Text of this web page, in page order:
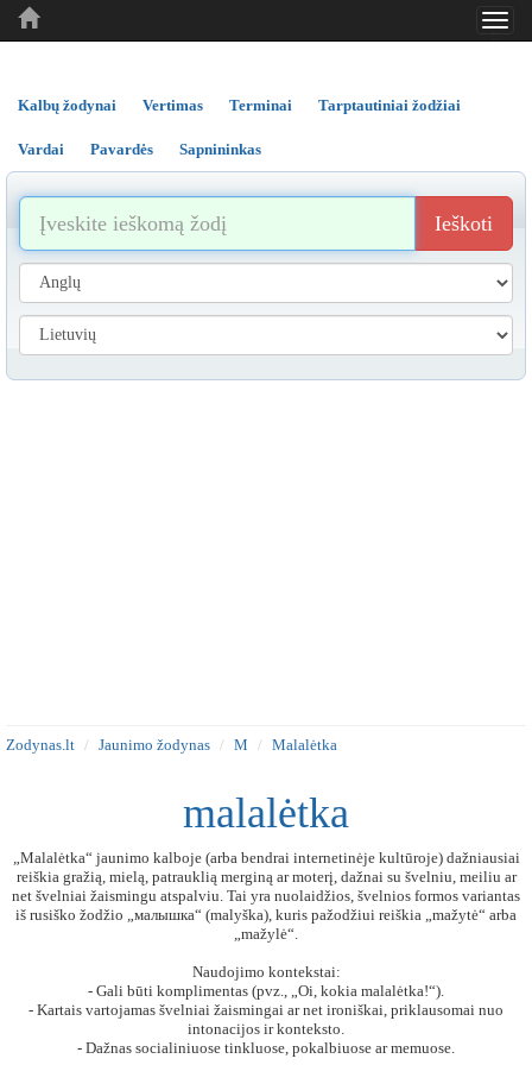
..
..
Kalbų žodynai Vertimas Terminai Tarptautiniai žodžiai
Vardai Pavardės Sapnininkas
Ieškoti
Zodynas.lt Jaunimo žodynas M Malalėtka
malalėtka
„Malalėtka“ jaunimo kalboje (arba bendrai internetinėje kultūroje) dažniausiai
reiškia gražią, mielą, patrauklią merginą ar moterį, dažnai su švelniu, meiliu ar
net švelniai žaismingu atspalviu. Tai yra nuolaidžios, švelnios formos variantas
iš rusiško žodžio „малышка“ (malyška), kuris pažodžiui reiškia „mažytė“ arba
„mažylė“.
Naudojimo kontekstai:
- Gali būti komplimentas (pvz., „Oi, kokia malalėtka!“).
- Kartais vartojamas švelniai žaismingai ar net ironiškai, priklausomai nuo
intonacijos ir konteksto.
- Dažnas socialiniuose tinkluose, pokalbiuose ar memuose.